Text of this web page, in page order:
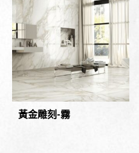
黃金雕刻-霧